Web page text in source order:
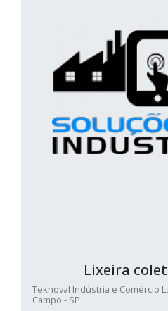
Lixeira
Teknoval Indústria e Comércio
Campo - SP